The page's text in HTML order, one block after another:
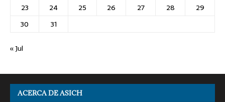
23
24 25 26 27 28
29
30
31
« Jul
ACERCA DE ASICH